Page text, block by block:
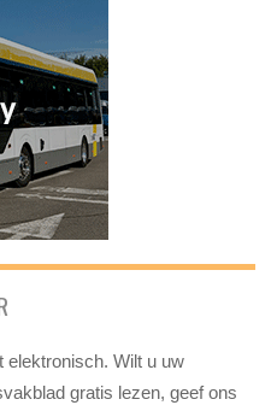
elektronisch. Wilt u uw
gratis lezen, geef ons